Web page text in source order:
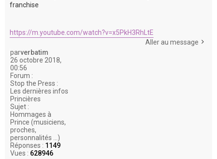
franchise
https://m.youtube.com/watch?v=x5PkH3RhLtE
Aller au message
parverbatim
26 octobre 2018,
00:56
Forum :
Stop the Press :
Les dernières infos
Princières
Sujet :
Hommages à
Prince (musiciens,
proches,
personnalités ...)
Réponses : 1149
Vues : 628946